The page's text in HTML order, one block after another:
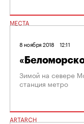
МЕСТА
8 ноября 2018 12:11
Зимой на севере
станция метро
ARTARCH